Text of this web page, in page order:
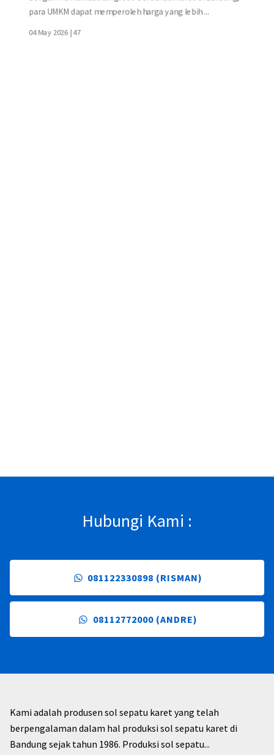
para UMKM dapat memperoleh harga yang lebih ...
04 May 2026 |47
Hubungi Kami :
081122330898 (RISMAN)
08112772000 (ANDRE)
Kami adalah produsen sol sepatu karet yang telah
berpengalaman dalam hal produksi sol sepatu karet di
Bandung sejak tahun 1986. Produksi sol sepatu...